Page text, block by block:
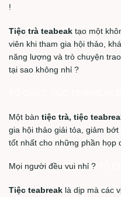
!
Tiệc trà teabeak tạo một
viên khi tham gia hội thảo,
năng lượng và trò chuyện
tại sao không nhỉ ?
Một bàn tiệc trà, tiệc
gia hội thảo giải tỏa, giảm
tốt nhất cho những phần họp
Mọi người đều vui nhỉ ?
Tiệc teabreak là dịp mà các